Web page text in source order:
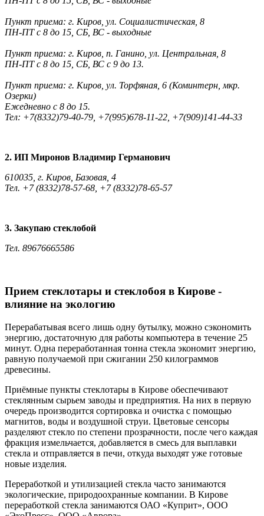
Пункт приема: г. Киров, ул. Социалистическая, 8
ПН-ПТ с 8 до 15, СБ, ВС - выходные
Пункт приема: г. Киров, п. Ганино, ул. Центральная, 8
ПН-ПТ с 8 до 15, СБ, ВС с 9 до 13.
Пункт приема: г. Киров, ул. Торфяная, 6 (Коминтерн, мкр.
Озерки)
Ежедневно с 8 до 15.
Тел: +7(8332)79-40-79, +7(995)678-11-22, +7(909)141-44-33
2. ИП Миронов Владимир Германович
610035, г. Киров, Базовая, 4
Тел. +7 (8332)78-57-68, +7 (8332)78-65-57
3. Закупаю стеклобой
Тел. 89676665586
Прием стеклотары и стеклобоя в Кирове -
влияние на экологию
Перерабатывая всего лишь одну бутылку, можно сэкономить
энергию, достаточную для работы компьютера в течение 25
минут. Одна переработанная тонна стекла экономит энергию,
равную получаемой при сжигании 250 килограммов
древесины.
Приёмные пункты стеклотары в Кирове обеспечивают
стеклянным сырьем заводы и предприятия. На них в первую
очередь производится сортировка и очистка с помощью
магнитов, воды и воздушной струи. Цветовые сенсоры
разделяют стекло по степени прозрачности, после чего каждая
фракция измельчается, добавляется в смесь для выплавки
стекла и отправляется в печи, откуда выходят уже готовые
новые изделия.
Переработкой и утилизацией стекла часто занимаются
экологические, природоохранные компании. В Кирове
переработкой стекла занимаются ОАО «Куприт», ООО